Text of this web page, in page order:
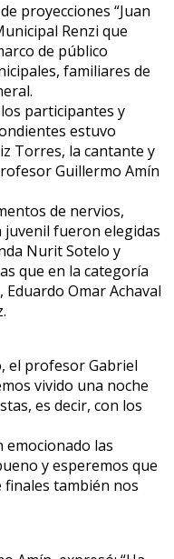
proyecciones “Juan
Renzi que
de público
familiares de
participantes y
estuvo
Torres, la cantante y
Guillermo Amín
de nervios,
juvenil fueron elegidas
Nurit Sotelo y
que en la categoría
Omar Achaval
el profesor Gabriel
vivido una noche
es decir, con los
emocionado las
y esperemos que
finales también nos